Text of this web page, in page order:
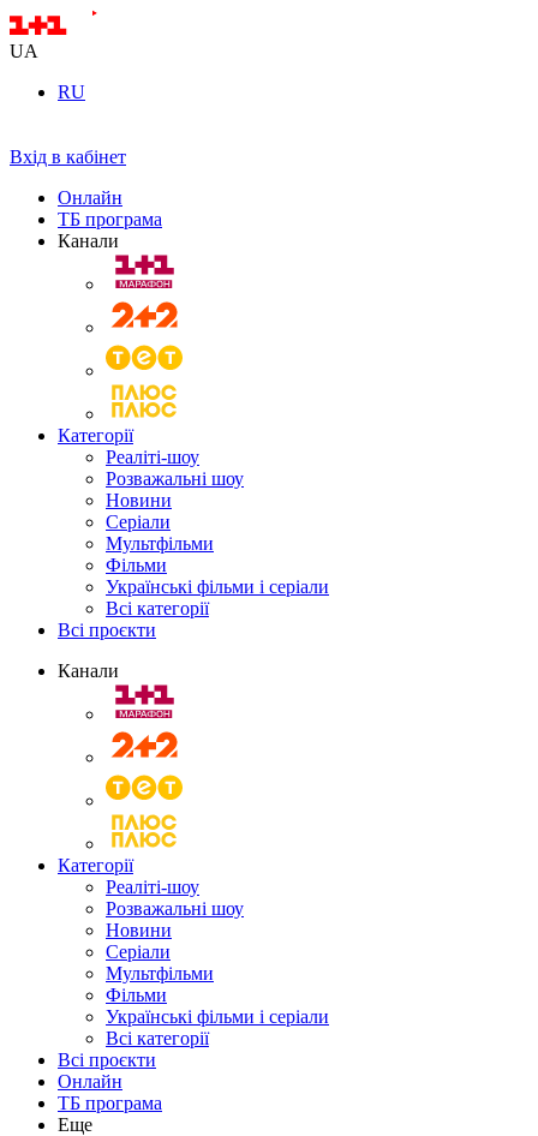
UA
RU
Вхід в кабінет
Онлайн
ТБ програма
Канали
Категорії
Реаліті-шоу
Розважальні шоу
Новини
Серіали
Мультфільми
Фільми
Українські фільми і серіали
Всі категорії
Всі проєкти
Канали
Категорії
Реаліті-шоу
Розважальні шоу
Новини
Серіали
Мультфільми
Фільми
Українські фільми і серіали
Всі категорії
Всі проєкти
Онлайн
ТБ програма
Еще